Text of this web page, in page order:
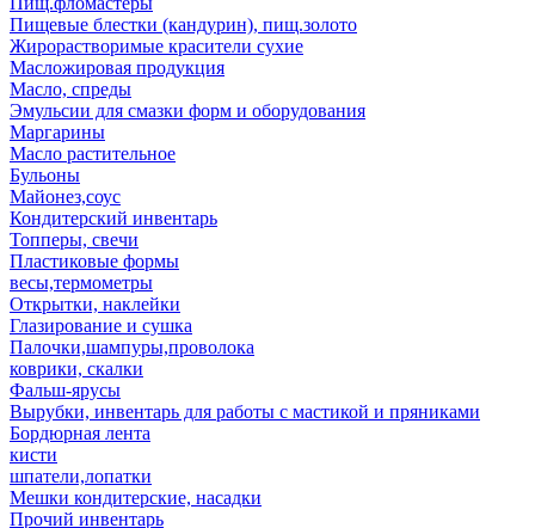
Пищевые блестки (кандурин), пищ.золото
Жирорастворимые красители сухие
Масложировая продукция
Масло, спреды
Эмульсии для смазки форм и оборудования
Маргарины
Масло растительное
Бульоны
Майонез,соус
Кондитерский инвентарь
Топперы, свечи
Пластиковые формы
весы,термометры
Открытки, наклейки
Глазирование и сушка
Палочки,шампуры,проволока
коврики, скалки
Фальш-ярусы
Вырубки, инвентарь для работы с мастикой и пряниками
Бордюрная лента
кисти
шпатели,лопатки
Мешки кондитерские, насадки
Прочий инвентарь